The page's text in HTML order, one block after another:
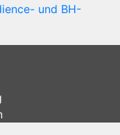
und BH-